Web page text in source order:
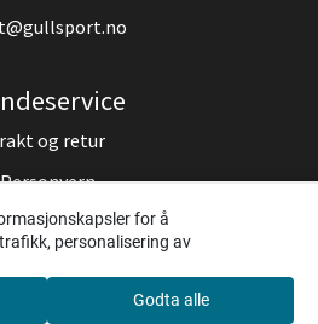
og retur
Personvern
Om oss
for å
personalisering av
Godta alle